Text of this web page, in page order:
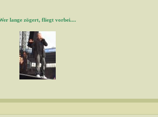
lange zögert, fliegt vorbei....